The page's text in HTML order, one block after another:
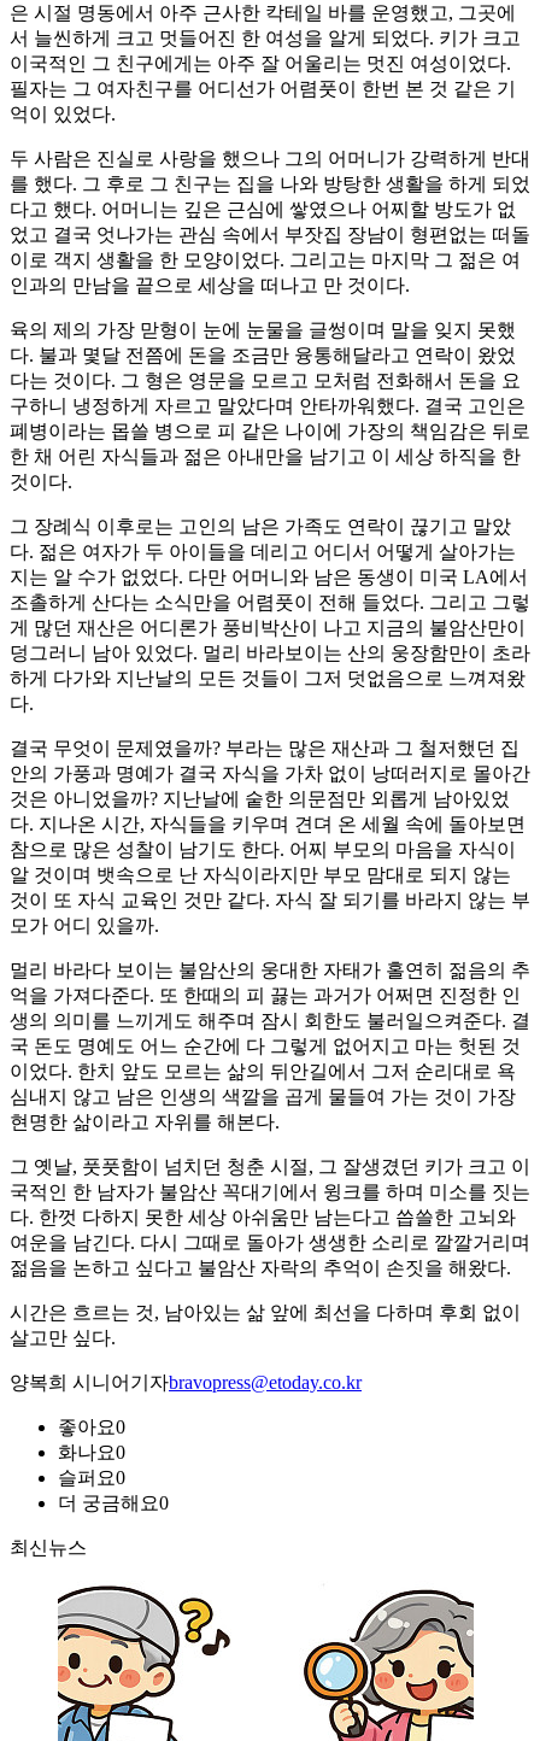
은 시절 명동에서 아주 근사한 칵테일 바를 운영했고, 그곳에
서 늘씬하게 크고 멋들어진 한 여성을 알게 되었다. 키가 크고
이국적인 그 친구에게는 아주 잘 어울리는 멋진 여성이었다.
필자는 그 여자친구를 어디선가 어렴풋이 한번 본 것 같은 기
억이 있었다.
두 사람은 진실로 사랑을 했으나 그의 어머니가 강력하게 반대
를 했다. 그 후로 그 친구는 집을 나와 방탕한 생활을 하게 되었
다고 했다. 어머니는 깊은 근심에 쌓였으나 어찌할 방도가 없
었고 결국 엇나가는 관심 속에서 부잣집 장남이 형편없는 떠돌
이로 객지 생활을 한 모양이었다. 그리고는 마지막 그 젊은 여
인과의 만남을 끝으로 세상을 떠나고 만 것이다.
육의 제의 가장 맏형이 눈에 눈물을 글썽이며 말을 잊지 못했
다. 불과 몇달 전쯤에 돈을 조금만 융통해달라고 연락이 왔었
다는 것이다. 그 형은 영문을 모르고 모처럼 전화해서 돈을 요
구하니 냉정하게 자르고 말았다며 안타까워했다. 결국 고인은
폐병이라는 몹쓸 병으로 피 같은 나이에 가장의 책임감은 뒤로
한 채 어린 자식들과 젊은 아내만을 남기고 이 세상 하직을 한
것이다.
그 장례식 이후로는 고인의 남은 가족도 연락이 끊기고 말았
다. 젊은 여자가 두 아이들을 데리고 어디서 어떻게 살아가는
지는 알 수가 없었다. 다만 어머니와 남은 동생이 미국 LA에서
조촐하게 산다는 소식만을 어렴풋이 전해 들었다. 그리고 그렇
게 많던 재산은 어디론가 풍비박산이 나고 지금의 불암산만이
덩그러니 남아 있었다. 멀리 바라보이는 산의 웅장함만이 초라
하게 다가와 지난날의 모든 것들이 그저 덧없음으로 느껴져왔
다.
결국 무엇이 문제였을까? 부라는 많은 재산과 그 철저했던 집
안의 가풍과 명예가 결국 자식을 가차 없이 낭떠러지로 몰아간
것은 아니었을까? 지난날에 숱한 의문점만 외롭게 남아있었
다. 지나온 시간, 자식들을 키우며 견뎌 온 세월 속에 돌아보면
참으로 많은 성찰이 남기도 한다. 어찌 부모의 마음을 자식이
알 것이며 뱃속으로 난 자식이라지만 부모 맘대로 되지 않는
것이 또 자식 교육인 것만 같다. 자식 잘 되기를 바라지 않는 부
모가 어디 있을까.
멀리 바라다 보이는 불암산의 웅대한 자태가 홀연히 젊음의 추
억을 가져다준다. 또 한때의 피 끓는 과거가 어쩌면 진정한 인
생의 의미를 느끼게도 해주며 잠시 회한도 불러일으켜준다. 결
국 돈도 명예도 어느 순간에 다 그렇게 없어지고 마는 헛된 것
이었다. 한치 앞도 모르는 삶의 뒤안길에서 그저 순리대로 욕
심내지 않고 남은 인생의 색깔을 곱게 물들여 가는 것이 가장
현명한 삶이라고 자위를 해본다.
그 옛날, 풋풋함이 넘치던 청춘 시절, 그 잘생겼던 키가 크고 이
국적인 한 남자가 불암산 꼭대기에서 윙크를 하며 미소를 짓는
다. 한껏 다하지 못한 세상 아쉬움만 남는다고 씁쓸한 고뇌와
여운을 남긴다. 다시 그때로 돌아가 생생한 소리로 깔깔거리며
젊음을 논하고 싶다고 불암산 자락의 추억이 손짓을 해왔다.
시간은 흐르는 것, 남아있는 삶 앞에 최선을 다하며 후회 없이
살고만 싶다.
양복희 시니어기자bravopress@etoday.co.kr
좋아요0
화나요0
슬퍼요0
더 궁금해요0
최신뉴스